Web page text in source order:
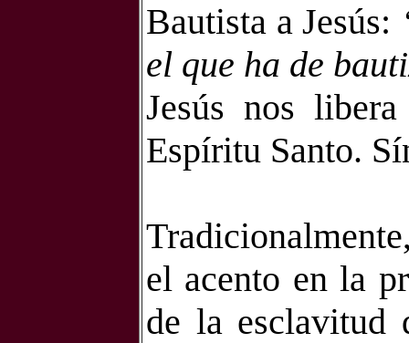
Bautista a Jesús:
el que ha de
Jesús nos
Espíritu Santo.
el acento en la
de la esclavitud